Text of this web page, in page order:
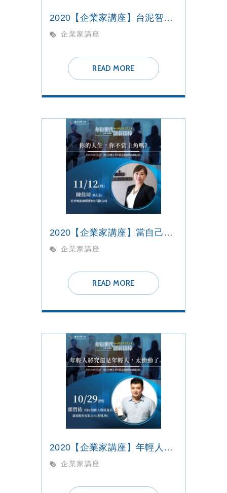
2020【企業家講座】台泥智能科技製造
企業家講座
READ MORE
2020【企業家講座】當自己人生的主人
企業家講座
READ MORE
2020【企業家講座】年輕人終究還是年輕人，太衝動了！
企業家講座